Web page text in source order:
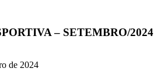
– SETEMBRO/2024
de 2024